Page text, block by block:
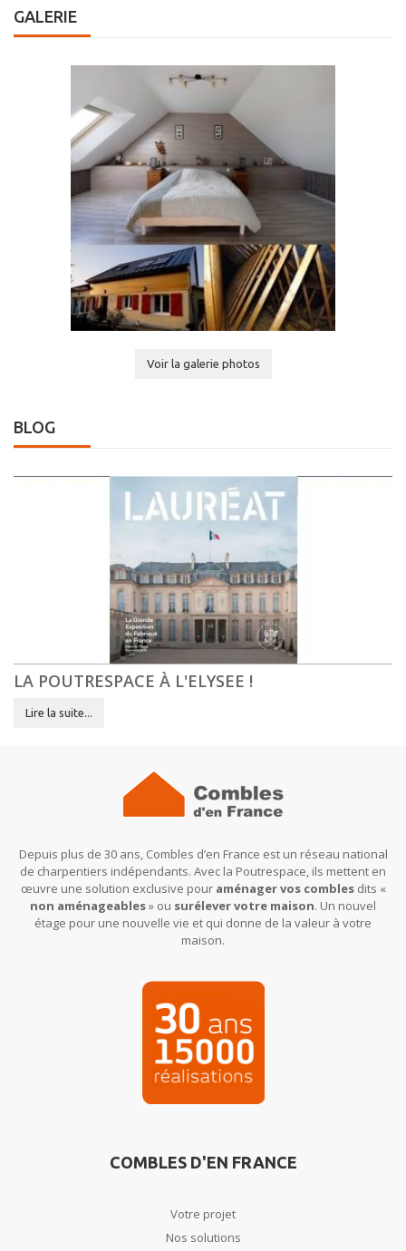
GALERIE
Voir la galerie photos
BLOG
LA POUTRESPACE À L'ELYSEE !
Lire la suite...
Depuis plus de 30 ans, Combles d’en France est un réseau national
de charpentiers indépendants. Avec la Poutrespace, ils mettent en
œuvre une solution exclusive pour aménager vos comblesdits «
non aménageables» ou surélever votre maison. Un nouvel
étage pour une nouvelle vie et qui donne de la valeur à votre
maison.
COMBLES D'EN FRANCE
Votre projet
Nos solutions